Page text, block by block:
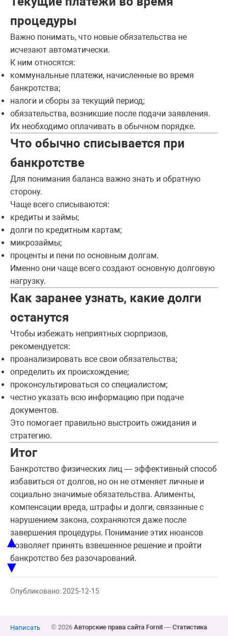
процедуры
Важно понимать, что новые обязательства не
исчезают автоматически.
К ним относятся:
коммунальные платежи, начисленные во время
банкротства;
налоги и сборы за текущий период;
обязательства, возникшие после подачи заявления.
Их необходимо оплачивать в обычном порядке.
Что обычно списывается при
банкротстве
Для понимания баланса важно знать и обратную
сторону.
Чаще всего списываются:
кредиты и займы;
долги по кредитным картам;
микрозаймы;
проценты и пени по основным долгам.
Именно они чаще всего создают основную долговую
нагрузку.
Как заранее узнать, какие долги
останутся
Чтобы избежать неприятных сюрпризов,
рекомендуется:
проанализировать все свои обязательства;
определить их происхождение;
проконсультироваться со специалистом;
честно указать всю информацию при подаче
документов.
Это помогает правильно выстроить ожидания и
стратегию.
Итог
Банкротство физических лиц — эффективный способ
избавиться от долгов, но он не отменяет личные и
социально значимые обязательства. Алименты,
компенсации вреда, штрафы и долги, связанные с
нарушением закона, сохраняются даже после
завершения процедуры. Понимание этих нюансов
позволяет принять взвешенное решение и пройти
банкротство без разочарований.
Опубликовано: 2025-12-15
Написать © 2026 Авторские права сайта Fornit— Статистика
▲
▼